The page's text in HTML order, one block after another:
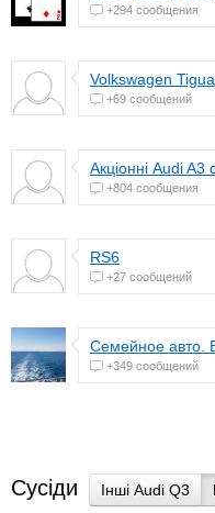
+294 сообщения
Volkswagen
+69 сообщений
Акціонні Audi A3
+804 сообщения
RS6
+27 сообщений
Семейное авто.
+349 сообщений
Сусіди Інші Audi Q3